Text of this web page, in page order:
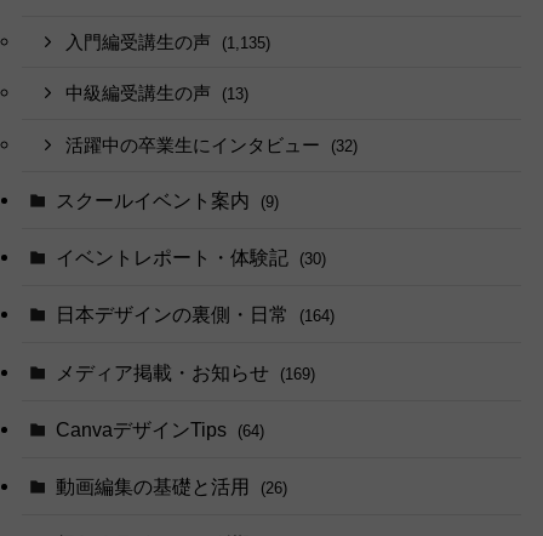
入門編受講生の声 (1,135)
中級編受講生の声 (13)
活躍中の卒業生にインタビュー (32)
スクールイベント案内 (9)
イベントレポート・体験記 (30)
日本デザインの裏側・日常 (164)
メディア掲載・お知らせ (169)
CanvaデザインTips (64)
動画編集の基礎と活用 (26)